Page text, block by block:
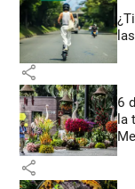
share
6
la
share